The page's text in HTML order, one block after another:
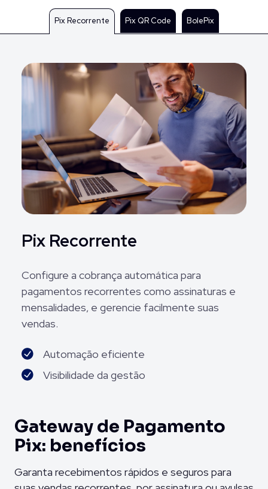
Pix Recorrente Pix QR Code BolePix
Pix Recorrente
Configure a cobrança automática para
pagamentos recorrentes como assinaturas e
mensalidades, e gerencie facilmente suas
vendas.
Automação eficiente
Visibilidade da gestão
Gateway de Pagamento
Pix: benefícios
Garanta recebimentos rápidos e seguros para